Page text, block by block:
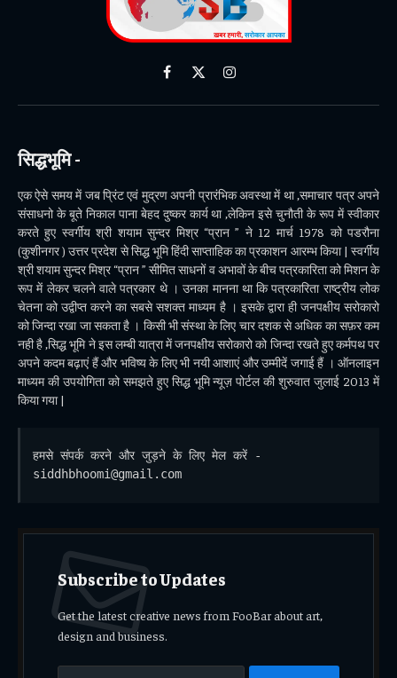
Facebook
X
Instagram
सिद्धभूमि -
एक ऐसे समय में जब प्रिंट एवं मुद्रण अपनी प्रारंभिक अवस्था में था ,समाचार पत्र अपने
संसाधनो के बूते निकाल पाना बेहद दुष्कर कार्य था ,लेकिन इसे चुनौती के रूप में स्वीकार
करते हुए स्वर्गीय श्री शयाम सुन्दर मिश्र “प्रान ” ने 12 मार्च 1978 को पडरौना
(कुशीनगर ) उत्तर प्रदेश से सिद्ध भूमि हिंदी साप्ताहिक का प्रकाशन आरम्भ किया | स्वर्गीय
श्री शयाम सुन्दर मिश्र “प्रान ” सीमित साधनों व अभावों के बीच पत्रकारिता को मिशन के
रूप में लेकर चलने वाले पत्रकार थे । उनका मानना था कि पत्रकारिता राष्ट्रीय लोक
चेतना को उद्वीप्त करने का सबसे सशक्त माध्यम है । इसके द्वारा ही जनपक्षीय सरोकारो
को जिन्दा रखा जा सकता है । किसी भी संस्था के लिए चार दशक से अधिक का सफ़र कम
नही है ,सिद्ध भूमि ने इस लम्बी यात्रा में जनपक्षीय सरोकारो को जिन्दा रखते हुए कर्मपथ पर
अपने कदम बढ़ाएं हैं और भविष्य के लिए भी नयी आशाएं और उम्मीदें जगाई हैं । ऑनलाइन
माध्यम की उपयोगिता को समझते हुए सिद्ध भूमि न्यूज़ पोर्टल की शुरुवात जुलाई 2013 में
किया गया |
हमसे संपर्क करने और जुड़ने के लिए मेल करें -
siddhbhoomi@gmail.com
Subscribe to Updates
Get the latest creative news from FooBar about art,
design and business.